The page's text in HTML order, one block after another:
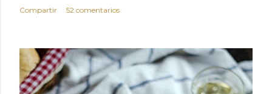
Compartir 52 comentarios